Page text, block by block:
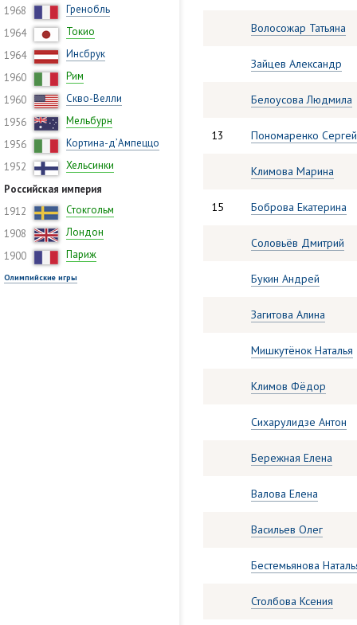
1968
Гренобль
1964
Токио
1964
Инсбрук
1960
Рим
1960
Скво-Велли
1956
Мельбурн
1956
Кортина-д’Ампеццо
1952
Хельсинки
Российская империя
1912
Стокгольм
1908
Лондон
1900
Париж
Олимпийские игры
Волосожар Татьяна
Зайцев Александр
Белоусова Людмила
13 Пономаренко Сергей
Климова Марина
15 Боброва Екатерина
Соловьёв Дмитрий
Букин Андрей
Загитова Алина
Мишкутёнок Наталья
Климов Фёдор
Сихарулидзе Антон
Бережная Елена
Валова Елена
Васильев Олег
Бестемьянова
Столбова Ксения